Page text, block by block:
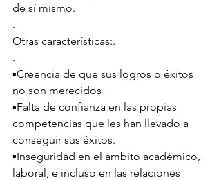
de sí mismo.
.
Otras características:.
.
▪️Creencia de que sus logros o éxitos
no son merecidos
▪️Falta de confianza en las propias
competencias que les han llevado a
conseguir sus éxitos.
▪️Inseguridad en el ámbito académico,
laboral, e incluso en las relaciones